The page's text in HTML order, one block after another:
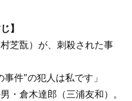
】
芝翫）が、刺殺された事
件"の犯人は私です」
・倉木達郎（三浦友和）。